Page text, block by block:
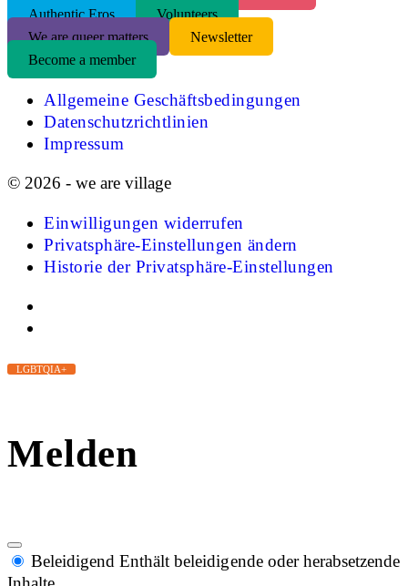
Authentic Eros
Volunteers
We are queer matters
Newsletter
Become a member
Allgemeine Geschäftsbedingungen
Datenschutzrichtlinien
Impressum
© 2026 - we are village
Einwilligungen widerrufen
Privatsphäre-Einstellungen ändern
Historie der Privatsphäre-Einstellungen
LGBTQIA+
Melden
Beleidigend Enthält beleidigende oder herabsetzende